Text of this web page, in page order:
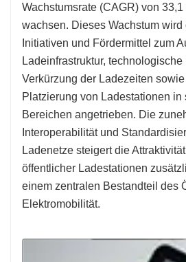
Wachstumsrate (CAGR) von 33,1
wachsen. Dieses Wachstum
Initiativen und Fördermittel zum
Ladeinfrastruktur,
Verkürzung der Ladezeiten
Platzierung von Ladestationen in
Bereichen angetrieben. Die
Interoperabilität und
Ladenetze steigert die
öffentlicher Ladestationen
einem zentralen Bestandteil des
Elektromobilität.